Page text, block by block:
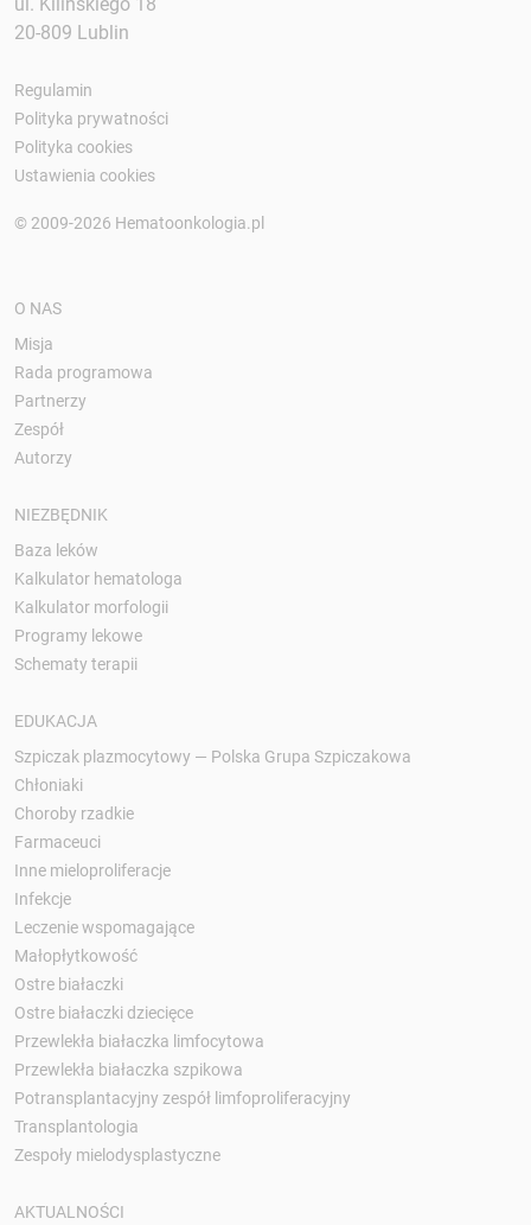
20-809 Lublin
Regulamin
Polityka prywatności
Polityka cookies
Ustawienia cookies
© 2009-2026 Hematoonkologia.pl
O NAS
Misja
Rada programowa
Partnerzy
Zespół
Autorzy
NIEZBĘDNIK
Baza leków
Kalkulator hematologa
Kalkulator morfologii
Programy lekowe
Schematy terapii
EDUKACJA
Szpiczak plazmocytowy — Polska Grupa Szpiczakowa
Chłoniaki
Choroby rzadkie
Farmaceuci
Inne mieloproliferacje
Infekcje
Leczenie wspomagające
Małopłytkowość
Ostre białaczki
Ostre białaczki dziecięce
Przewlekła białaczka limfocytowa
Przewlekła białaczka szpikowa
Potransplantacyjny zespół limfoproliferacyjny
Transplantologia
Zespoły mielodysplastyczne
AKTUALNOŚCI